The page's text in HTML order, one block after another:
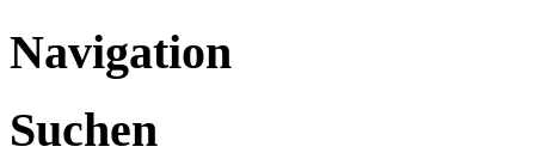
Navigation
Suchen